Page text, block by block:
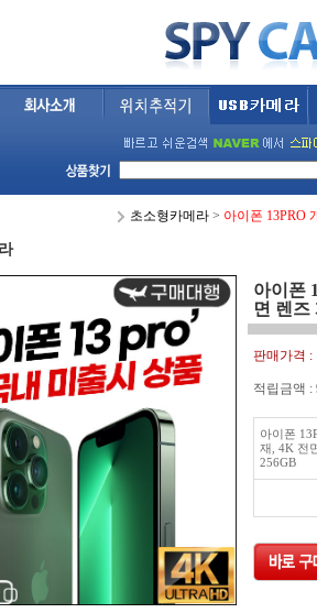
초소형카메라 > 아이폰 13PRO
아이폰
면 렌즈
판매가격 :
적립금액 :
아이폰
재, 4K 전
256GB